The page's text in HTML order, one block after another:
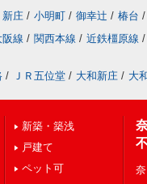
新庄 / 小明町 / 御幸辻 / 椿台 /
線 / 関西本線 / 近鉄橿原線 /
/ ＪＲ五位堂 / 大和新庄 / 大
新築・築浅
戸建て
ペット可